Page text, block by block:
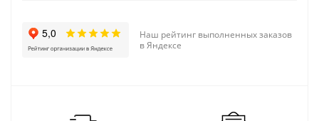
Наш рейтинг выполненных заказов
в Яндексе